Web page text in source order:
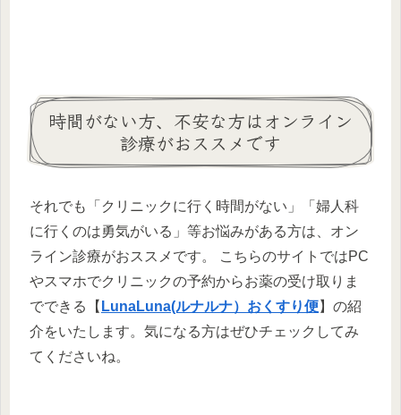
時間がない方、不安な方はオンライン
診療がおススメです
それでも「クリニックに行く時間がない」「婦人科
に行くのは勇気がいる」等お悩みがある方は、オン
ライン診療がおススメです。 こちらのサイトではPC
やスマホでクリニックの予約からお薬の受け取りま
でできる【 LunaLuna(ルナルナ）おくすり便】の紹
介をいたします。気になる方はぜひチェックしてみ
てくださいね。